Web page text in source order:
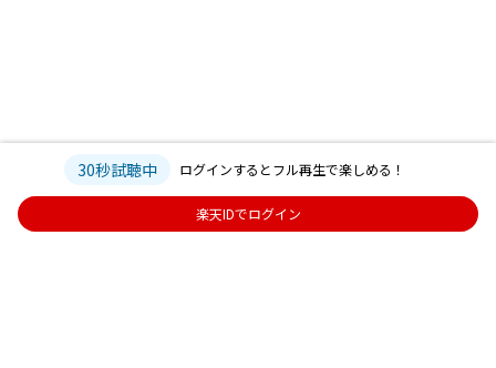
30秒試聴中 ログインするとフル再生で楽しめる！
楽天IDでログイン